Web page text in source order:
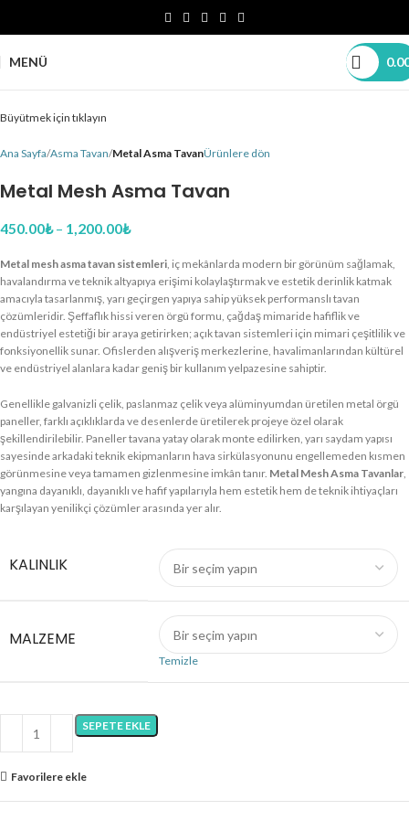
MENÜ
Büyütmek için tıklayın
Ana Sayfa Asma Tavan Metal Asma TavanÜrünlere dön
Metal Mesh Asma Tavan
450.00₺ – 1,200.00₺
Metal mesh asma tavan sistemleri, iç mekânlarda modern bir görünüm sağlamak,
havalandırma ve teknik altyapıya erişimi kolaylaştırmak ve estetik derinlik katmak
amacıyla tasarlanmış, yarı geçirgen yapıya sahip yüksek performanslı tavan
çözümleridir. Şeffaflık hissi veren örgü formu, çağdaş mimaride hafiflik ve
endüstriyel estetiği bir araya getirirken; açık tavan sistemleri için mimari çeşitlilik ve
fonksiyonellik sunar. Ofislerden alışveriş merkezlerine, havalimanlarından kültürel
ve endüstriyel alanlara kadar geniş bir kullanım yelpazesine sahiptir.
Genellikle galvanizli çelik, paslanmaz çelik veya alüminyumdan üretilen metal örgü
paneller, farklı açıklıklarda ve desenlerde üretilerek projeye özel olarak
şekillendirilebilir. Paneller tavana yatay olarak monte edilirken, yarı saydam yapısı
sayesinde arkadaki teknik ekipmanların hava sirkülasyonunu engellemeden kısmen
görünmesine veya tamamen gizlenmesine imkân tanır. Metal Mesh Asma Tavanlar,
yangına dayanıklı, dayanıklı ve hafif yapılarıyla hem estetik hem de teknik ihtiyaçları
karşılayan yenilikçi çözümler arasında yer alır.
KALINLIK
MALZEME
Temizle
SEPETE EKLE
Favorilere ekle